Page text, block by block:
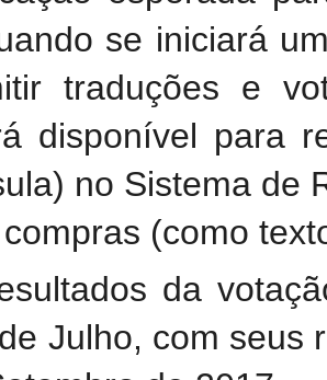
se iniciará
traduções e
disponível para
no Sistema de
(como
da
Julho, com seus